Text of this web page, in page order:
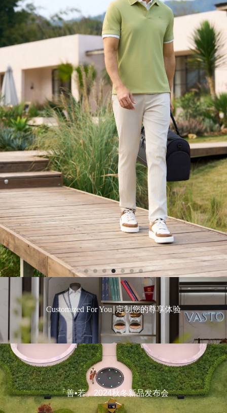
Customized For You∣定制您的尊享体验
「善▪若」2024秋冬新品发布会